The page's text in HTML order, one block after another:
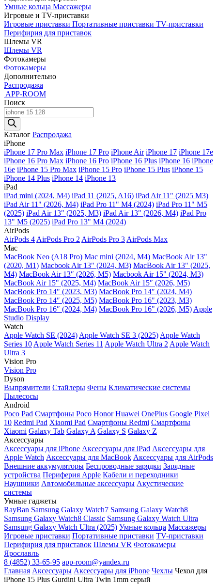
Умные кольца Массажеры
Игровые и TV-приставки
Игровые приставки Портативные приставки TV-приставки
Перифирия для приставок
Шлемы VR
Шлемы VR
Фотокамеры
Фотокамеры
Дополнительно
Распродажа
APP-ROOM
Поиск
Поиск
товаров
Каталог Распродажа
iPhone
iPhone 17 Pro Max iPhone 17 Pro iPhone Air iPhone 17 iPhone 17e
iPhone 16 Pro Max iPhone 16 Pro iPhone 16 Plus iPhone 16 iPhone
16e iPhone 15 Pro Max iPhone 15 Pro iPhone 15 Plus iPhone 15
iPhone 14 Plus iPhone 14 iPhone 13
iPad
iPad mini (2024, M4) iPad 11 (2025, A16) iPad Air 11" (2025 M3)
iPad Air 11" (2026, M4) iPad Pro 11" M4 (2024) iPad Pro 11" M5
(2025) iPad Air 13" (2025, M3) iPad Air 13" (2026, M4) iPad Pro
13" M5 (2025) iPad Pro 13" M4 (2024)
AirPods
AirPods 4 AirPods Pro 2 AirPods Pro 3 AirPods Max
Mac
MacBook Neo (A18 Pro) Mac mini (2024, M4) MacBook Air 13"
(2020, M1) Macbook Air 13" (2024, M3) MacBook Air 13" (2025,
M4) MacBook Air 13″ (2026, M5) Macbook Air 15" (2024, M3)
MacBook Air 15" (2025, M4) MacBook Air 15″ (2026, M5)
MacBook Pro 14" (2023, M3) MacBook Pro 14″ (2024, M4)
MacBook Pro 14″ (2025, M5) MacBook Pro 16" (2023, M3)
MacBook Pro 16″ (2024, M4) MacBook Pro 16" (2026, M5) Apple
Studio Display
Watch
Apple Watch SE (2024) Apple Watch SE 3 (2025) Apple Watch
Series 10 Apple Watch Series 11 Apple Watch Ultra 2 Apple Watch
Ultra 3
Vision Pro
Vision Pro
Dyson
Выпрямители Стайлеры Фены Климатические системы
Пылесосы
Android
Poco Pad Смартфоны Poco Honor Huawei OnePlus Google Pixel
10 Redmi Pad Xiaomi Pad Смартфоны Redmi Смартфоны
Xiaomi Galaxy Tab Galaxy A Galaxy S Galaxy Z
Аксессуары
Аксессуары для iPhone Аксессуары для iPad Аксессуары для
Apple Watch Аксессуары для MacBook Аксессуары для AirPods
Внешние аккумуляторы Беспроводные зарядки Зарядные
устройства Периферия Apple Кабели и переходники
Наушники Автомобильные аксессуары Акустические
системы
Умные гаджеты
RayBan Samsung Galaxy Watch7 Samsung Galaxy Watch8
Samsung Galaxy Watch8 Classic Samsung Galaxy Watch Ultra
Samsung Galaxy Watch Ultra (2025) Умные кольца Массажеры
Игровые приставки Портативные приставки TV-приставки
Перифирия для приставок Шлемы VR Фотокамеры
Ярославль
8 (4852) 33-65-95 app-room@yandex.ru
Главная Аксессуары Аксессуары для iPhone Чехлы Чехол для
iPhone 15 Plus Gurdini Ultra Twin 1mm серый